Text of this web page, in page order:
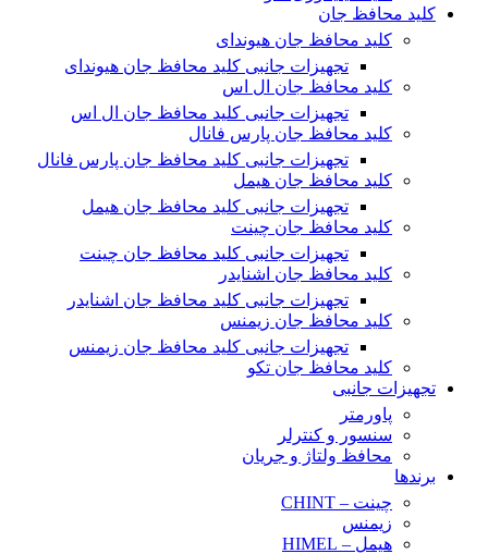
کلید محافظ جان
کلید محافظ جان هیوندای
تجهیزات جانبی کلید محافظ جان هیوندای
کلید محافظ جان ال اس
تجهیزات جانبی کلید محافظ جان ال اس
کلید محافظ جان پارس فانال
تجهیزات جانبی کلید محافظ جان پارس فانال
کلید محافظ جان هیمل
تجهیزات جانبی کلید محافظ جان هیمل
کلید محافظ جان چینت
تجهیزات جانبی کلید محافظ جان چینت
کلید محافظ جان اشنایدر
تجهیزات جانبی کلید محافظ جان اشنایدر
کلید محافظ جان زیمنس
تجهیزات جانبی کلید محافظ جان زیمنس
کلید محافظ جان تکو
تجهیزات جانبی
پاورمتر
سنسور و کنترلر
محافظ ولتاژ و‌ جریان
برندها
چینت – CHINT
زیمنس
هیمل – HIMEL